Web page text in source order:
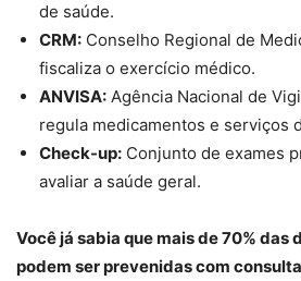
de saúde.
CRM: Conselho Regional de
fiscaliza o exercício médico.
ANVISA: Agência Nacional de
regula medicamentos e serviços
Check-up: Conjunto de exames
avaliar a saúde geral.
Você já sabia que mais de 70% das
podem ser prevenidas com